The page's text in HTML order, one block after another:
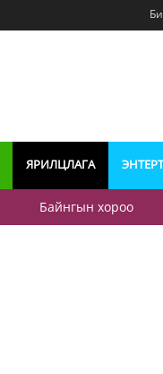
ЯРИЛЦЛАГА
Байнгын хороо